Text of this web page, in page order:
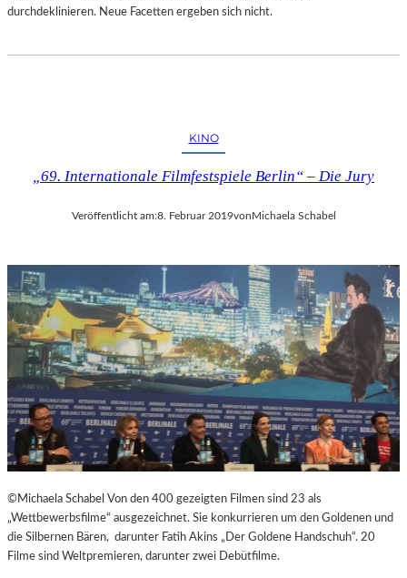
durchdeklinieren. Neue Facetten ergeben sich nicht.
KINO
„69. Internationale Filmfestspiele Berlin“ – Die Jury
Veröffentlicht am:8. Februar 2019vonMichaela Schabel
©Michaela Schabel Von den 400 gezeigten Filmen sind 23 als
„Wettbewerbsfilme“ ausgezeichnet. Sie konkurrieren um den Goldenen und
die Silbernen Bären, darunter Fatih Akins „Der Goldene Handschuh“. 20
Filme sind Weltpremieren, darunter zwei Debütfilme.